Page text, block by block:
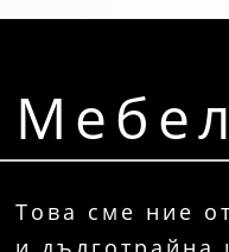
Това сме ние